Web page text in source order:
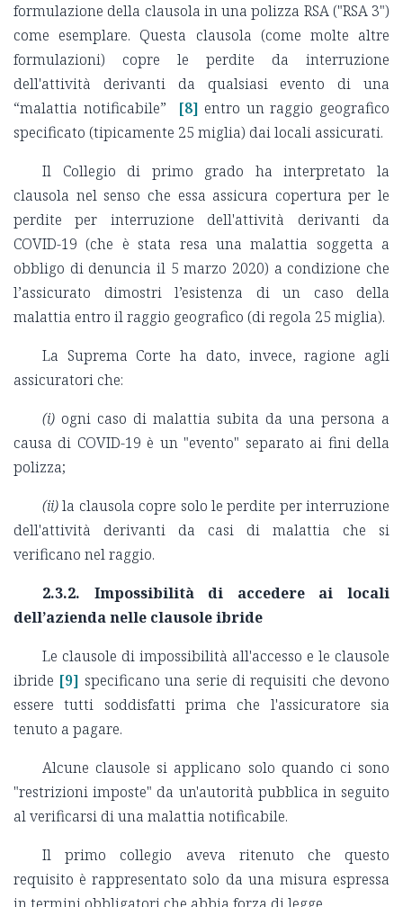
formulazione della clausola in una polizza RSA ("RSA 3")
come esemplare. Questa clausola (come molte altre
formulazioni) copre le perdite da interruzione
dell'attività derivanti da qualsiasi evento di una
“malattia notificabile”
[8] entro un raggio geografico
specificato (tipicamente 25 miglia) dai locali assicurati.
Il Collegio di primo grado ha interpretato la
clausola nel senso che essa assicura copertura per le
perdite per interruzione dell'attività derivanti da
COVID-19 (che è stata resa una malattia soggetta a
obbligo di denuncia il 5 marzo 2020) a condizione che
l’assicurato dimostri l’esistenza di un caso della
malattia entro il raggio geografico (di regola 25 miglia).
La Suprema Corte ha dato, invece, ragione agli
assicuratori che:
(i) ogni caso di malattia subita da una persona a
causa di COVID-19 è un "evento" separato ai fini della
polizza;
(ii)la clausola copre solo le perdite per interruzione
dell'attività derivanti da casi di malattia che si
verificano nel raggio.
2.3.2. Impossibilità di accedere ai locali
dell’azienda nelle clausole ibride
Le clausole di impossibilità all'accesso e le clausole
ibride [9] specificano una serie di requisiti che devono
essere tutti soddisfatti prima che l'assicuratore sia
tenuto a pagare.
Alcune clausole si applicano solo quando ci sono
"restrizioni imposte" da un'autorità pubblica in seguito
al verificarsi di una malattia notificabile.
Il primo collegio aveva ritenuto che questo
requisito è rappresentato solo da una misura espressa